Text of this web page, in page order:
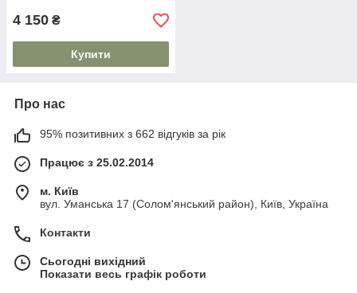
4 150 ₴
Купити
Про нас
95% позитивних з 662 відгуків за рік
Працює з 25.02.2014
м. Київ
вул. Уманська 17 (Солом'янський район), Київ, Україна
Контакти
Сьогодні вихідний
Показати весь графік роботи